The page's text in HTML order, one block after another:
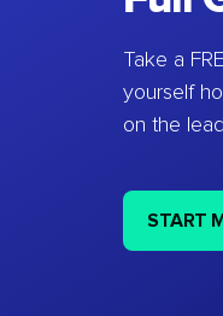
Take a
yourself
on the
START